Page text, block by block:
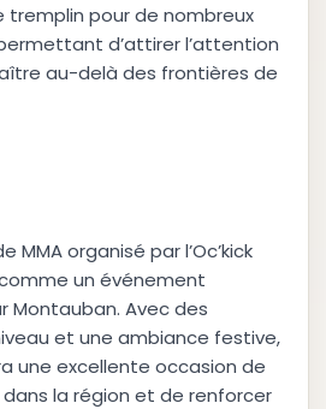
tremplin pour de nombreux
d’attirer l’attention
au-delà des frontières de
MMA organisé par l’Oc’kick
un événement
Montauban. Avec des
et une ambiance festive,
une excellente occasion de
dans la région et de renforcer